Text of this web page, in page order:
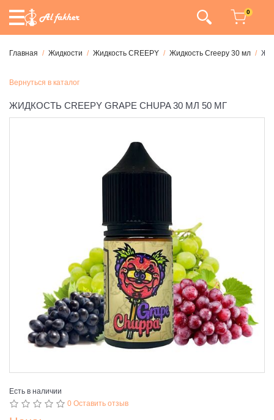
0
Главная Жидкости Жидкость CREEPY Жидкость Creepy 30 мл
Вернуться в каталог
ЖИДКОСТЬ CREEPY GRAPE CHUPA 30 МЛ 50 МГ
Есть в наличии
0 Оставить отзыв